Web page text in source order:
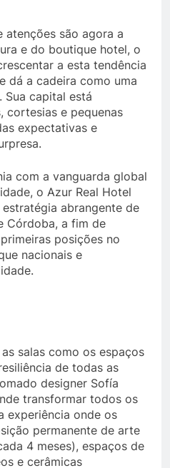
atenções são agora a
e do boutique hotel, o
a esta tendência
dá a cadeira como uma
Sua capital está
cortesias e pequenas
expectativas e
com a vanguarda global
o Azur Real Hotel
abrangente de
Córdoba, a fim de
posições no
nacionais e
salas como os espaços
de todas as
designer Sofía
transformar todos os
experiência onde os
permanente de arte
4 meses), espaços de
e cerâmicas